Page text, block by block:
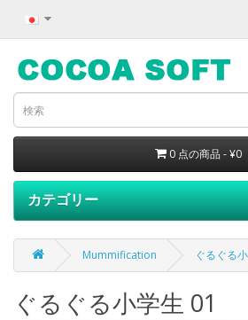
0 点の商品 - ¥0
カテゴリー
Mummification ぐるぐる
ぐるぐる小学生 01